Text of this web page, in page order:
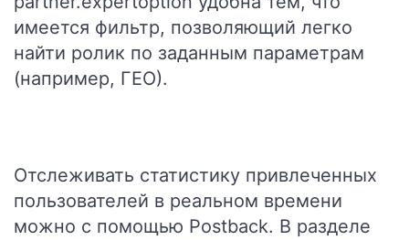
имеется фильтр, позволяющий легко
найти ролик по заданным параметрам
(например, ГЕО).
Отслеживать статистику привлеченных
пользователей в реальном времени
можно с помощью Postback. В разделе